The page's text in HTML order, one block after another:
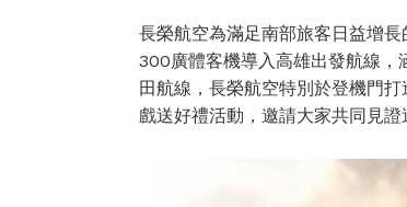
長榮航空為滿足南部旅客日益增
300廣體客機導入高雄出發航線，
田航線，長榮航空特別於登機門
戲送好禮活動，邀請大家共同見證